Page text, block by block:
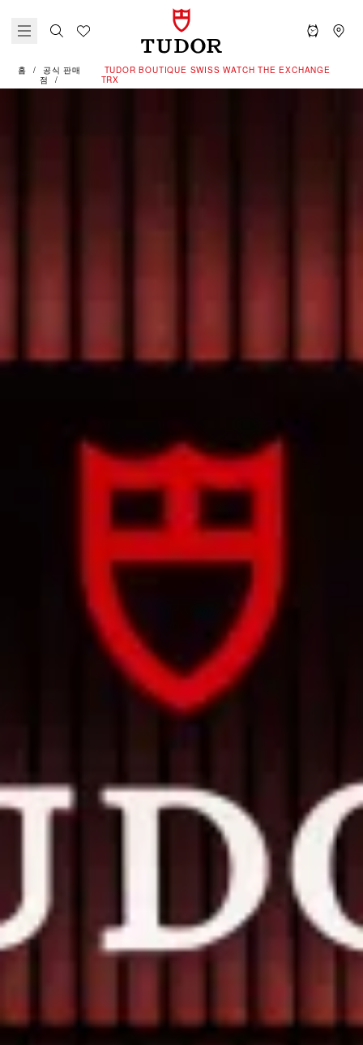
홈
공식 판매
점
‭TUDOR BOUTIQUE SWISS WATCH THE EXCHANGE
TRX‬